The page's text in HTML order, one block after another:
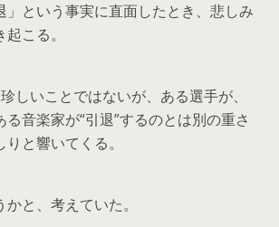
」という事実に直面したとき、悲しみ
こる。
しいことではないが、ある選手が、
音楽家が“引退”するのとは別の重さ
と響いてくる。
と、考えていた。